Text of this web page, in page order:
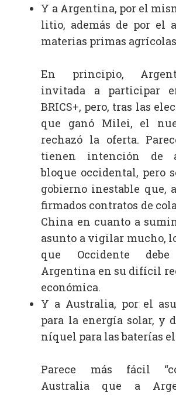
Y a Argentina, por el
litio, además de por el
materias primas
En principio,
invitada a participar
BRICS+, pero, tras las
que ganó Milei, el
rechazó la oferta.
tienen intención de
bloque occidental, pero
gobierno inestable que,
firmados contratos de
China en cuanto a
asunto a vigilar mucho,
que Occidente
Argentina en su difícil
económica.
Y a Australia, por el
para la energía solar, y
níquel para las baterías
Parece más fácil
Australia que a